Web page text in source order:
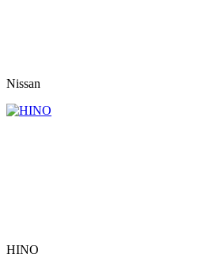
Nissan
HINO